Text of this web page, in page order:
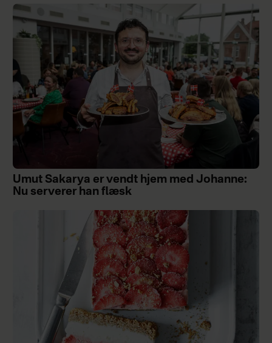
Umut Sakarya er vendt hjem med Johanne:
Nu serverer han flæsk